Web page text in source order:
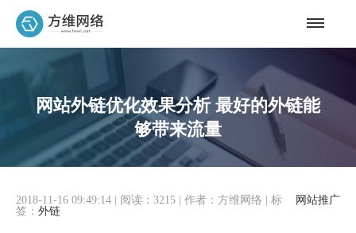
网站外链优化效果分析 最好的外链能
够带来流量
网站推广
2018-11-16 09:49:14 阅读：3215 作者：方维网络
标
签： 外链